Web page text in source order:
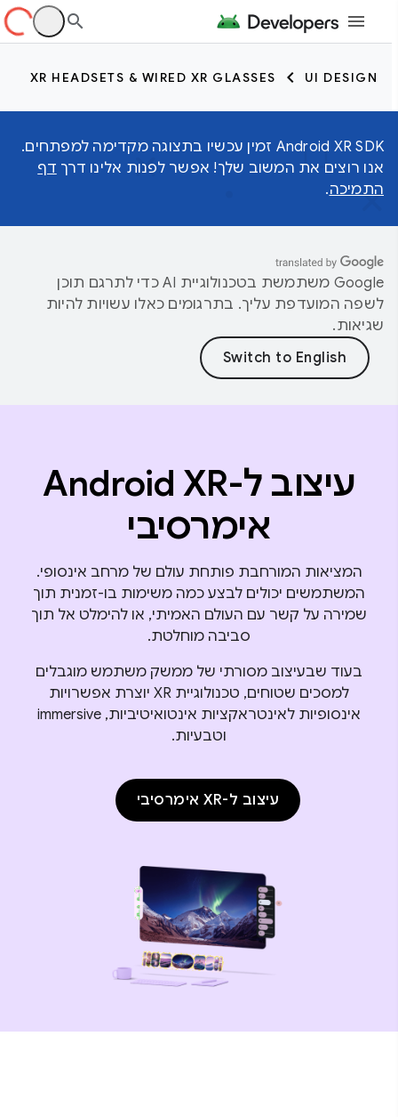
UI DESIGN
XR HEADSETS & WIRED XR GLASSES
Android XR SDK זמין עכשיו בתצוגה מקדימה למפתחים.
אנו רוצים את המשוב שלך! אפשר לפנות אלינו דרך דף
התמיכה.
‫Google משתמשת בטכנולוגיית AI כדי לתרגם תוכן
לשפה המועדפת עליך. בתרגומים כאלו עשויות להיות
שגיאות.
עיצוב ל-Android XR
אימרסיבי
המציאות המורחבת פותחת עולם של מרחב אינסופי.
המשתמשים יכולים לבצע כמה משימות בו-זמנית תוך
שמירה על קשר עם העולם האמיתי, או להימלט אל תוך
סביבה מוחלטת.
בעוד שבעיצוב מסורתי של ממשק משתמש מוגבלים
למסכים שטוחים, טכנולוגיית XR יוצרת אפשרויות
אינסופיות לאינטראקציות אינטואיטיביות, immersive
וטבעיות.
עיצוב ל-XR אימרסיבי